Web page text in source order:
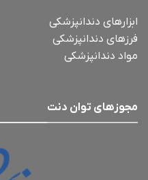
ابزارهای دندانپزشکی
فرزهای دندانپزشکی
مواد دندانپزشکی
مجوزهای توان دنت